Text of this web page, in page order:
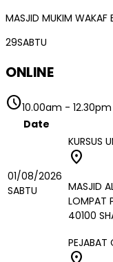
MASJID MUKIM WAKAF
29SABTU
ONLINE
schedule10.00am - 12.30pm
Date
01/08/2026
SABTU
KURSUS
location_on
MASJID
LOMPAT
40100
PEJABAT